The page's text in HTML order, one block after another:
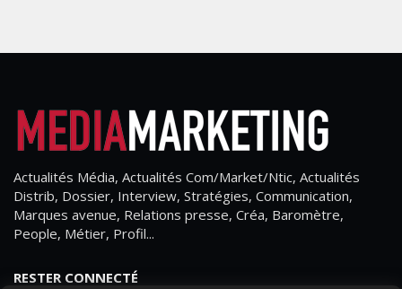
Actualités Média, Actualités Com/Market/Ntic, Actualités
Distrib, Dossier, Interview, Stratégies, Communication,
Marques avenue, Relations presse, Créa, Baromètre,
People, Métier, Profil...
RESTER CONNECTÉ